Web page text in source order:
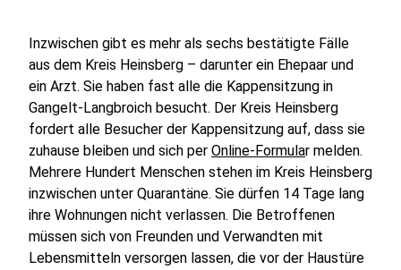
Inzwischen gibt es mehr als sechs bestätigte Fälle
aus dem Kreis Heinsberg – darunter ein Ehepaar und
ein Arzt. Sie haben fast alle die Kappensitzung in
Gangelt-Langbroich besucht. Der Kreis Heinsberg
fordert alle Besucher der Kappensitzung auf, dass sie
zuhause bleiben und sich per Online-Formular melden.
Mehrere Hundert Menschen stehen im Kreis Heinsberg
inzwischen unter Quarantäne. Sie dürfen 14 Tage lang
ihre Wohnungen nicht verlassen. Die Betroffenen
müssen sich von Freunden und Verwandten mit
Lebensmitteln versorgen lassen, die vor der Haustüre